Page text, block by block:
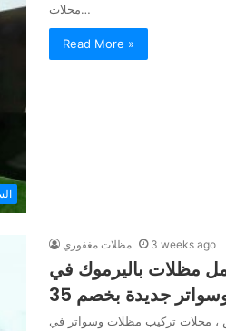
محلات…
Read More »
مظلات مغفوري 3 weeks ago
مظلات باليرموك في
، محلات تركيب مظلات وسواتر في